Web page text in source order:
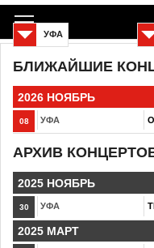
БЛИЖАЙШИЕ
УФА
2026 НОЯБРЬ
08 УФА
АРХИВ
2025 НОЯБРЬ
30 УФА
2025 МАРТ